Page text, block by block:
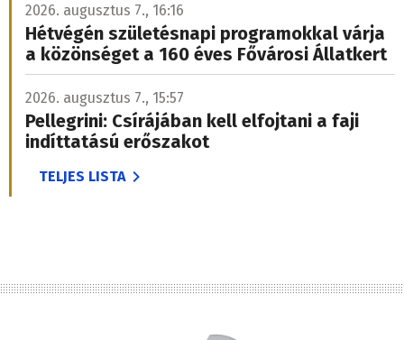
2026. augusztus 7., 16:16
Hétvégén születésnapi programokkal várja
a közönséget a 160 éves Fővárosi Állatkert
2026. augusztus 7., 15:57
Pellegrini: Csírájában kell elfojtani a faji
indíttatású erőszakot
TELJES LISTA